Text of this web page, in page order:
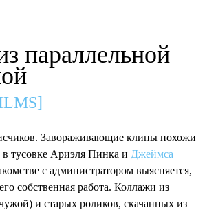
параллельной
Завораживающие клипы похожи
в тусовке Ариэля Пинка и Джеймса
с администратором выясняется,
собственная работа. Коллажи из
и старых роликов, скачанных из